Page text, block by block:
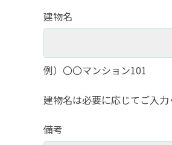
建物名
例）〇〇マンション101
建物名は必要に応じてご入力
備考